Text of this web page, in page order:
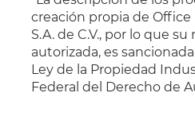
creación propia de
S.A. de C.V., por lo que
autorizada, es
Ley de la Propiedad
Federal del Derecho de